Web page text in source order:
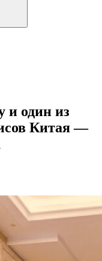
и один из
Китая —